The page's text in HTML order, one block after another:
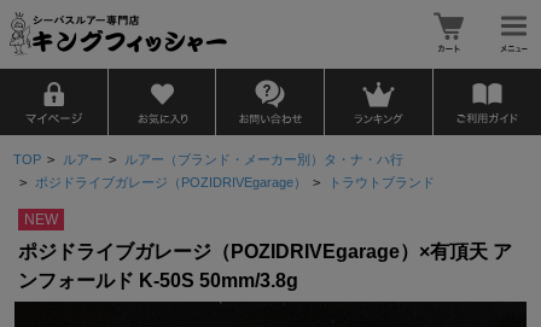
TOP > ルアー > ルアー（ブランド・メーカー別）タ・ナ・ハ行
> ポジドライブガレージ（POZIDRIVEgarage） > トラウトブランド
NEW
ポジドライブガレージ（POZIDRIVEgarage）×有頂天 ア
ンフォールド K-50S 50mm/3.8g